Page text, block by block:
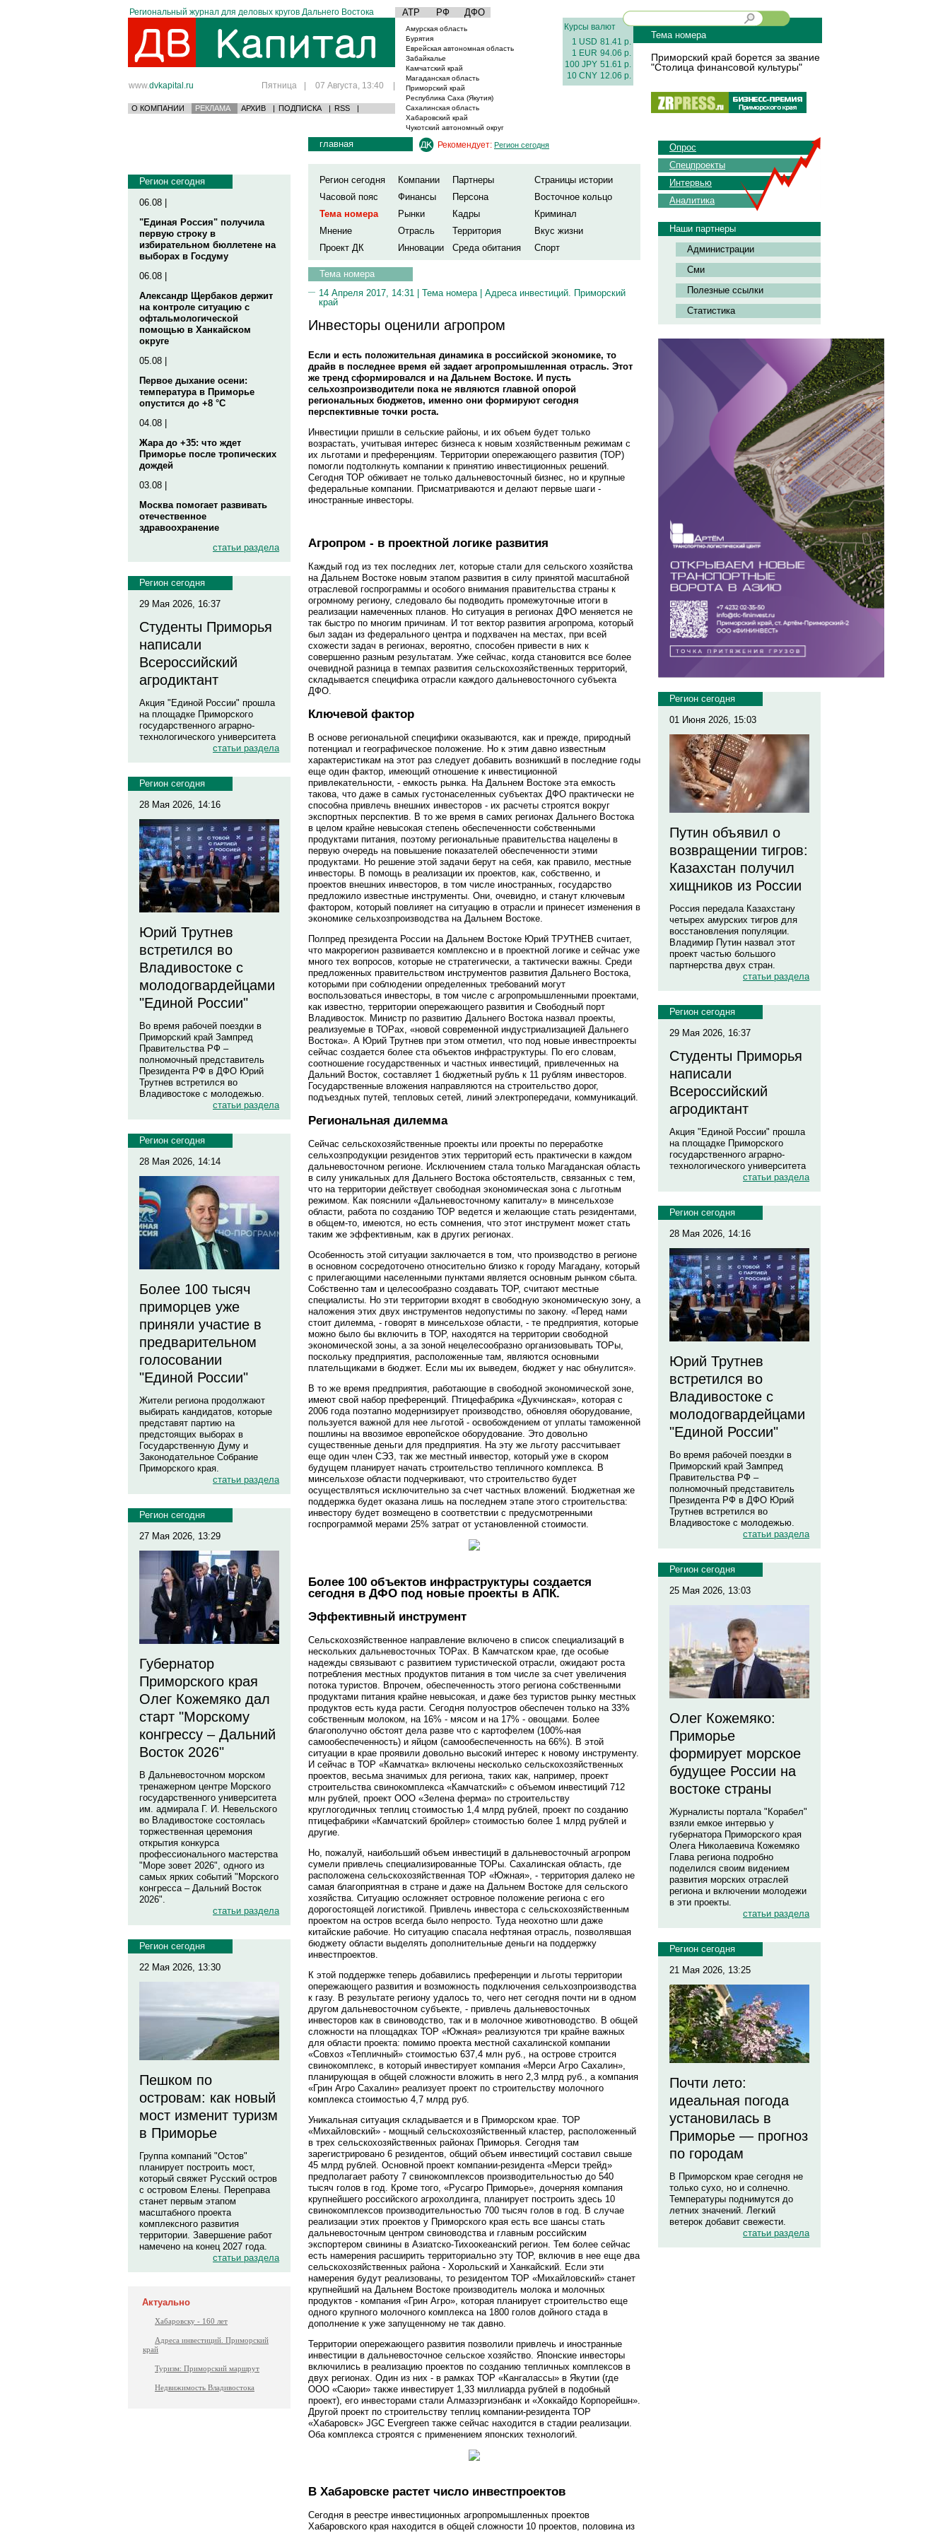
Региональный журнал для деловых кругов Дальнего Востока АТР РФ ДФО
www.dvkapital.ru Пятница | 07 Августа, 13:40 |
О КОМПАНИИ РЕКЛАМА АРХИВ | ПОДПИСКА | RSS |
Амурская область
Бурятия
Еврейская автономная область
Забайкалье
Камчатский край
Магаданская область
Приморский край
Республика Саха (Якутия)
Сахалинская область
Хабаровский край
Чукотский автономный округ
Курсы валют
1 USD 81.41 р.
1 EUR 94.06 р.
100 JPY 51.61 р.
10 CNY 12.06 р.
Тема номера
Приморский край борется за звание
"Столица финансовой культуры"
Регион сегодня
06.08 |
"Единая Россия" получила
первую строку в
избирательном бюллетене на
выборах в Госдуму
06.08 |
Александр Щербаков держит
на контроле ситуацию с
офтальмологической
помощью в Ханкайском
округе
05.08 |
Первое дыхание осени:
температура в Приморье
опустится до +8 °C
04.08 |
Жара до +35: что ждет
Приморье после тропических
дождей
03.08 |
Москва помогает развивать
отечественное
здравоохранение
статьи раздела
Регион сегодня
29 Мая 2026, 16:37
Студенты Приморья
написали
Всероссийский
агродиктант
Акция "Единой России" прошла
на площадке Приморского
государственного аграрно-
технологического университета
статьи раздела
Регион сегодня
28 Мая 2026, 14:16
Юрий Трутнев
встретился во
Владивостоке с
молодогвардейцами
"Единой России"
Во время рабочей поездки в
Приморский край Зампред
Правительства РФ –
полномочный представитель
Президента РФ в ДФО Юрий
Трутнев встретился во
Владивостоке с молодежью.
статьи раздела
Регион сегодня
28 Мая 2026, 14:14
Более 100 тысяч
приморцев уже
приняли участие в
предварительном
голосовании
"Единой России"
Жители региона продолжают
выбирать кандидатов, которые
представят партию на
предстоящих выборах в
Государственную Думу и
Законодательное Собрание
Приморского края.
статьи раздела
Регион сегодня
27 Мая 2026, 13:29
Губернатор
Приморского края
Олег Кожемяко дал
старт "Морскому
конгрессу – Дальний
Восток 2026"
В Дальневосточном морском
тренажерном центре Морского
государственного университета
им. адмирала Г. И. Невельского
во Владивостоке состоялась
торжественная церемония
открытия конкурса
профессионального мастерства
"Море зовет 2026", одного из
самых ярких событий "Морского
конгресса – Дальний Восток
2026".
статьи раздела
Регион сегодня
22 Мая 2026, 13:30
Пешком по
островам: как новый
мост изменит туризм
в Приморье
Группа компаний "Остов"
планирует построить мост,
который свяжет Русский остров
с островом Елены. Переправа
станет первым этапом
масштабного проекта
комплексного развития
территории. Завершение работ
намечено на конец 2027 года.
статьи раздела
Актуально
Хабаровску - 160 лет
Адреса инвестиций. Приморский
край
Туризм: Приморский маршрут
Недвижимость Владивостока
главная Рекомендует: Регион сегодня
Регион сегодня Компании Партнеры
Страницы истории
Часовой пояс
Финансы Персона
Восточное кольцо
Тема номера
Рынки Кадры
Криминал
Мнение
Отрасль Территория
Вкус жизни
Проект ДК
Инновации Среда обитания Спорт
Тема номера
14 Апреля 2017, 14:31 | Тема номера | Адреса инвестиций. Приморский
край
Инвесторы оценили агропром
Если и есть положительная динамика в российской экономике, то
драйв в последнее время ей задает агропромышленная отрасль. Этот
же тренд сформировался и на Дальнем Востоке. И пусть
сельхозпроизводители пока не являются главной опорой
региональных бюджетов, именно они формируют сегодня
перспективные точки роста.
Инвестиции пришли в сельские районы, и их объем будет только
возрастать, учитывая интерес бизнеса к новым хозяйственным режимам с
их льготами и преференциям. Территории опережающего развития (ТОР)
помогли подтолкнуть компании к принятию инвестиционных решений.
Сегодня ТОР обживает не только дальневосточный бизнес, но и крупные
федеральные компании. Присматриваются и делают первые шаги -
иностранные инвесторы.
Агропром - в проектной логике развития
Каждый год из тех последних лет, которые стали для сельского хозяйства
на Дальнем Востоке новым этапом развития в силу принятой масштабной
отраслевой госпрограммы и особого внимания правительства страны к
огромному региону, следовало бы подводить промежуточные итоги в
реализации намеченных планов. Но ситуация в регионах ДФО меняется не
так быстро по многим причинам. И тот вектор развития агропрома, который
был задан из федерального центра и подхвачен на местах, при всей
схожести задач в регионах, вероятно, способен привести в них к
совершенно разным результатам. Уже сейчас, когда становится все более
очевидной разница в темпах развития сельскохозяйственных территорий,
складывается специфика отрасли каждого дальневосточного субъекта
ДФО.
Ключевой фактор
В основе региональной специфики оказываются, как и прежде, природный
потенциал и географическое положение. Но к этим давно известным
характеристикам на этот раз следует добавить возникший в последние годы
еще один фактор, имеющий отношение к инвестиционной
привлекательности, - емкость рынка. На Дальнем Востоке эта емкость
такова, что даже в самых густонаселенных субъектах ДФО практически не
способна привлечь внешних инвесторов - их расчеты строятся вокруг
экспортных перспектив. В то же время в самих регионах Дальнего Востока
в целом крайне невысокая степень обеспеченности собственными
продуктами питания, поэтому региональные правительства нацелены в
первую очередь на повышение показателей обеспеченности этими
продуктами. Но решение этой задачи берут на себя, как правило, местные
инвесторы. В помощь в реализации их проектов, как, собственно, и
проектов внешних инвесторов, в том числе иностранных, государство
предложило известные инструменты. Они, очевидно, и станут ключевым
фактором, который повлияет на ситуацию в отрасли и принесет изменения в
экономике сельхозпроизводства на Дальнем Востоке.
Полпред президента России на Дальнем Востоке Юрий ТРУТНЕВ считает,
что макрорегион развивается комплексно и в проектной логике и сейчас уже
много тех вопросов, которые не стратегически, а тактически важны. Среди
предложенных правительством инструментов развития Дальнего Востока,
которыми при соблюдении определенных требований могут
воспользоваться инвесторы, в том числе с агропромышленными проектами,
как известно, территории опережающего развития и Свободный порт
Владивосток. Министр по развитию Дальнего Востока назвал проекты,
реализуемые в ТОРах, «новой современной индустриализацией Дальнего
Востока». А Юрий Трутнев при этом отметил, что под новые инвестпроекты
сейчас создается более ста объектов инфраструктуры. По его словам,
соотношение государственных и частных инвестиций, привлеченных на
Дальний Восток, составляет 1 бюджетный рубль к 11 рублям инвесторов.
Государственные вложения направляются на строительство дорог,
подъездных путей, тепловых сетей, линий электропередачи, коммуникаций.
Региональная дилемма
Сейчас сельскохозяйственные проекты или проекты по переработке
сельхозпродукции резидентов этих территорий есть практически в каждом
дальневосточном регионе. Исключением стала только Магаданская область
в силу уникальных для Дальнего Востока обстоятельств, связанных с тем,
что на территории действует свободная экономическая зона с льготным
режимом. Как пояснили «Дальневосточному капиталу» в минсельхозе
области, работа по созданию ТОР ведется и желающие стать резидентами,
в общем-то, имеются, но есть сомнения, что этот инструмент может стать
таким же эффективным, как в других регионах.
Особенность этой ситуации заключается в том, что производство в регионе
в основном сосредоточено относительно близко к городу Магадану, который
с прилегающими населенными пунктами является основным рынком сбыта.
Собственно там и целесообразно создавать ТОР, считают местные
специалисты. Но эти территории входят в свободную экономическую зону, а
наложения этих двух инструментов недопустимы по закону. «Перед нами
стоит дилемма, - говорят в минсельхозе области, - те предприятия, которые
можно было бы включить в ТОР, находятся на территории свободной
экономической зоны, а за зоной нецелесообразно организовывать ТОРы,
поскольку предприятия, расположенные там, являются основными
плательщиками в бюджет. Если мы их выведем, бюджет у нас обнулится».
В то же время предприятия, работающие в свободной экономической зоне,
имеют свой набор преференций. Птицефабрика «Дукчинская», которая с
2006 года поэтапно модернизирует производство, обновляя оборудование,
пользуется важной для нее льготой - освобождением от уплаты таможенной
пошлины на ввозимое европейское оборудование. Это довольно
существенные деньги для предприятия. На эту же льготу рассчитывает
еще один член СЭЗ, так же местный инвестор, который уже в скором
будущем планирует начать строительство тепличного комплекса. В
минсельхозе области подчеркивают, что строительство будет
осуществляться исключительно за счет частных вложений. Бюджетная же
поддержка будет оказана лишь на последнем этапе этого строительства:
инвестору будет возмещено в соответствии с предусмотренными
госпрограммой мерами 25% затрат от установленной стоимости.
Более 100 объектов инфраструктуры создается
сегодня в ДФО под новые проекты в АПК.
Эффективный инструмент
Сельскохозяйственное направление включено в список специализаций в
нескольких дальневосточных ТОРах. В Камчатском крае, где особые
надежды связывают с развитием туристической отрасли, ожидают роста
потребления местных продуктов питания в том числе за счет увеличения
потока туристов. Впрочем, обеспеченность этого региона собственными
продуктами питания крайне невысокая, и даже без туристов рынку местных
продуктов есть куда расти. Сегодня полуостров обеспечен только на 33%
собственным молоком, на 16% - мясом и на 17% - овощами. Более
благополучно обстоят дела разве что с картофелем (100%-ная
самообеспеченность) и яйцом (самообеспеченность на 66%). В этой
ситуации в крае проявили довольно высокий интерес к новому инструменту.
И сейчас в ТОР «Камчатка» включены несколько сельскохозяйственных
проектов, весьма значимых для региона, таких как, например, проект
строительства свинокомплекса «Камчатский» с объемом инвестиций 712
млн рублей, проект ООО «Зелена ферма» по строительству
круглогодичных теплиц стоимостью 1,4 млрд рублей, проект по созданию
птицефабрики «Камчатский бройлер» стоимостью более 1 млрд рублей и
другие.
Но, пожалуй, наибольший объем инвестиций в дальневосточный агропром
сумели привлечь специализированные ТОРы. Сахалинская область, где
расположена сельскохозяйственная ТОР «Южная», - территория далеко не
самая благоприятная в стране и даже на Дальнем Востоке для сельского
хозяйства. Ситуацию осложняет островное положение региона с его
дорогостоящей логистикой. Привлечь инвестора с сельскохозяйственным
проектом на остров всегда было непросто. Туда неохотно шли даже
китайские рабочие. Но ситуацию спасала нефтяная отрасль, позволявшая
бюджету области выделять дополнительные деньги на поддержку
инвестпроектов.
К этой поддержке теперь добавились преференции и льготы территории
опережающего развития и возможность подключения сельхозпроизводства
к газу. В результате региону удалось то, чего нет сегодня почти ни в одном
другом дальневосточном субъекте, - привлечь дальневосточных
инвесторов как в свиноводство, так и в молочное животноводство. В общей
сложности на площадках ТОР «Южная» реализуются три крайне важных
для области проекта: помимо проекта местной сахалинской компании
«Совхоз «Тепличный» стоимостью 637,4 млн руб., на острове строится
свинокомплекс, в который инвестирует компания «Мерси Агро Сахалин»,
планирующая в общей сложности вложить в него 2,3 млрд руб., а компания
«Грин Агро Сахалин» реализует проект по строительству молочного
комплекса стоимостью 4,7 млрд руб.
Уникальная ситуация складывается и в Приморском крае. ТОР
«Михайловский» - мощный сельскохозяйственный кластер, расположенный
в трех сельскохозяйственных районах Приморья. Сегодня там
зарегистрировано 6 резидентов, общий объем инвестиций составил свыше
45 млрд рублей. Основной проект компании-резидента «Мерси трейд»
предполагает работу 7 свинокомплексов производительностью до 540
тысяч голов в год. Кроме того, «Русагро Приморье», дочерняя компания
крупнейшего российского агрохолдинга, планирует построить здесь 10
свинокомплексов производительностью 700 тысяч голов в год. В случае
реализации этих проектов у Приморского края есть все шансы стать
дальневосточным центром свиноводства и главным российским
экспортером свинины в Азиатско-Тихоокеанский регион. Тем более сейчас
есть намерения расширить территориально эту ТОР, включив в нее еще два
сельскохозяйственных района - Хорольский и Ханкайский. Если эти
намерения будут реализованы, то резидентом ТОР «Михайловский» станет
крупнейший на Дальнем Востоке производитель молока и молочных
продуктов - компания «Грин Агро», которая планирует строительство еще
одного крупного молочного комплекса на 1800 голов дойного стада в
дополнение к уже запущенному не так давно.
Территории опережающего развития позволили привлечь и иностранные
инвестиции в дальневосточное сельское хозяйство. Японские инвесторы
включились в реализацию проектов по созданию тепличных комплексов в
двух регионах. Один из них - в рамках ТОР «Кангалассы» в Якутии (где
ООО «Саюри» также инвестирует 1,33 миллиарда рублей в подобный
проект), его инвесторами стали Алмазэргиэнбанк и «Хоккайдо Корпорейшн».
Другой проект по строительству теплиц компании-резидента ТОР
«Хабаровск» JGC Evergreen также сейчас находится в стадии реализации.
Оба комплекса строятся с применением японских технологий.
В Хабаровске растет число инвестпроектов
Сегодня в реестре инвестиционных агропромышленных проектов
Хабаровского края находится в общей сложности 10 проектов, половина из
Опрос
Спецпроекты
Интервью
Аналитика
Наши партнеры
Администрации
Сми
Полезные ссылки
Статистика
Регион сегодня
01 Июня 2026, 15:03
Путин объявил о
возвращении тигров:
Казахстан получил
хищников из России
Россия передала Казахстану
четырех амурских тигров для
восстановления популяции.
Владимир Путин назвал этот
проект частью большого
партнерства двух стран.
статьи раздела
Регион сегодня
29 Мая 2026, 16:37
Студенты Приморья
написали
Всероссийский
агродиктант
Акция "Единой России" прошла
на площадке Приморского
государственного аграрно-
технологического университета
статьи раздела
Регион сегодня
28 Мая 2026, 14:16
Юрий Трутнев
встретился во
Владивостоке с
молодогвардейцами
"Единой России"
Во время рабочей поездки в
Приморский край Зампред
Правительства РФ –
полномочный представитель
Президента РФ в ДФО Юрий
Трутнев встретился во
Владивостоке с молодежью.
статьи раздела
Регион сегодня
25 Мая 2026, 13:03
Олег Кожемяко:
Приморье
формирует морское
будущее России на
востоке страны
Журналисты портала "Корабел"
взяли емкое интервью у
губернатора Приморского края
Олега Николаевича Кожемяко
Глава региона подробно
поделился своим видением
развития морских отраслей
региона и включении молодежи
в эти проекты.
статьи раздела
Регион сегодня
21 Мая 2026, 13:25
Почти лето:
идеальная погода
установилась в
Приморье — прогноз
по городам
В Приморском крае сегодня не
только сухо, но и солнечно.
Температуры поднимутся до
летних значений. Легкий
ветерок добавит свежести.
статьи раздела